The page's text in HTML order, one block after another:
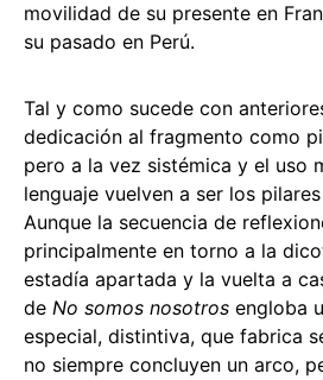
movilidad de su presente en
su pasado en Perú.
Tal y como sucede con
dedicación al fragmento como
pero a la vez sistémica y el uso
lenguaje vuelven a ser los
Aunque la secuencia de
principalmente en torno a la
estadía apartada y la vuelta a
de No somos nosotros engloba
especial, distintiva, que fabrica
no siempre concluyen un arco,